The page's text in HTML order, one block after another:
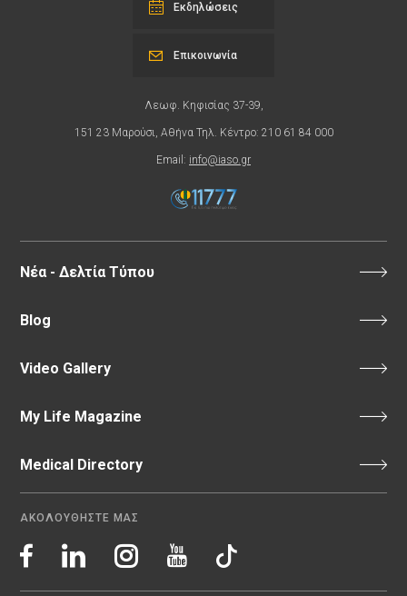
Εκδηλώσεις
Λεωφ. Κηφισίας 37-39,
151 23 Μαρούσι, Αθήνα Τηλ. Κέντρο: 210 61 84 000
Email: info@iaso.gr
Επικοινωνία
Νέα - Δελτία Τύπου
Blog
Video Gallery
My Life Magazine
Medical Directory
ΑΚΟΛΟΥΘΗΣΤΕ ΜΑΣ